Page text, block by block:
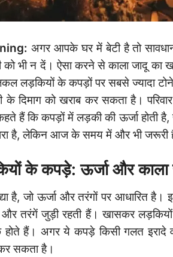
अगर आपके घर में बेटी है तो
भी न दें। ऐसा करने से काला जादू का
लड़कियों के कपड़ों पर सबसे ज्यादा
दिमाग को खराब कर सकता है।
हैं कि कपड़ों में लड़की की ऊर्जा होती
है, लेकिन आज के समय में और भी जरूरी
के कपड़े: ऊर्जा और काला
है, जो ऊर्जा और तरंगों पर आधारित
और तरंगें जुड़ी रहती हैं। खासकर
होते हैं। अगर ये कपड़े किसी गलत इरादे
सकता है।